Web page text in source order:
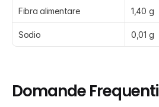
Fibra alimentare 1,40 g
Sodio 0,01 g
Domande Frequenti